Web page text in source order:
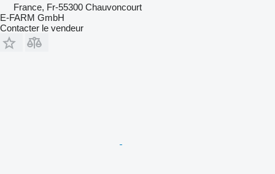
France, Fr-55300 Chauvoncourt
E-FARM GmbH
Contacter le vendeur